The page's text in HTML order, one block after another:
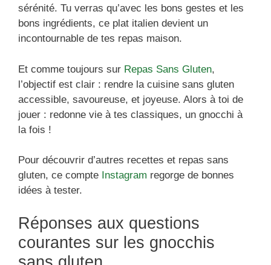
sérénité. Tu verras qu’avec les bons gestes et les
bons ingrédients, ce plat italien devient un
incontournable de tes repas maison.
Et comme toujours sur Repas Sans Gluten,
l’objectif est clair : rendre la cuisine sans gluten
accessible, savoureuse, et joyeuse. Alors à toi de
jouer : redonne vie à tes classiques, un gnocchi à
la fois !
Pour découvrir d’autres recettes et repas sans
gluten, ce compte Instagram regorge de bonnes
idées à tester.
Réponses aux questions
courantes sur les gnocchis